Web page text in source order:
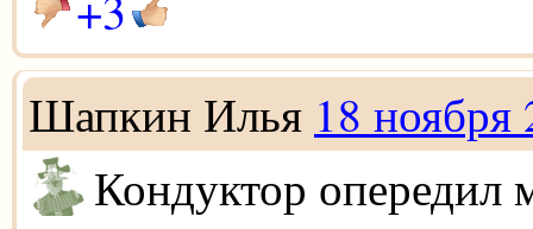
Шапкин Илья 18 ноября
Кондуктор опередил